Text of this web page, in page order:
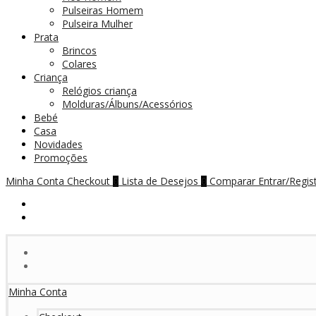
Pulseiras Homem
Pulseira Mulher
Prata
Brincos
Colares
Criança
Relógios criança
Molduras/Álbuns/Acessórios
Bebé
Casa
Novidades
Promoções
Minha Conta Checkout 0 Lista de Desejos 0 Comparar Entrar/
Minha Conta